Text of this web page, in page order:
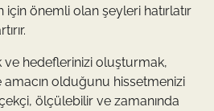
için önemli olan şeyleri hatırlatır
ve hedeflerinizi oluşturmak,
amacın olduğunu hissetmenizi
ölçülebilir ve zamanında